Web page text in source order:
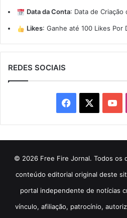
Data da Conta: Data de Criação
Likes: Ganhe até 100 Likes Por
REDES SOCIAIS
Facebook
© 2026 Free Fire Jornal. Todos os
conteúdo editorial original deste
portal independente de notícias
vínculo, afiliação, patrocínio,